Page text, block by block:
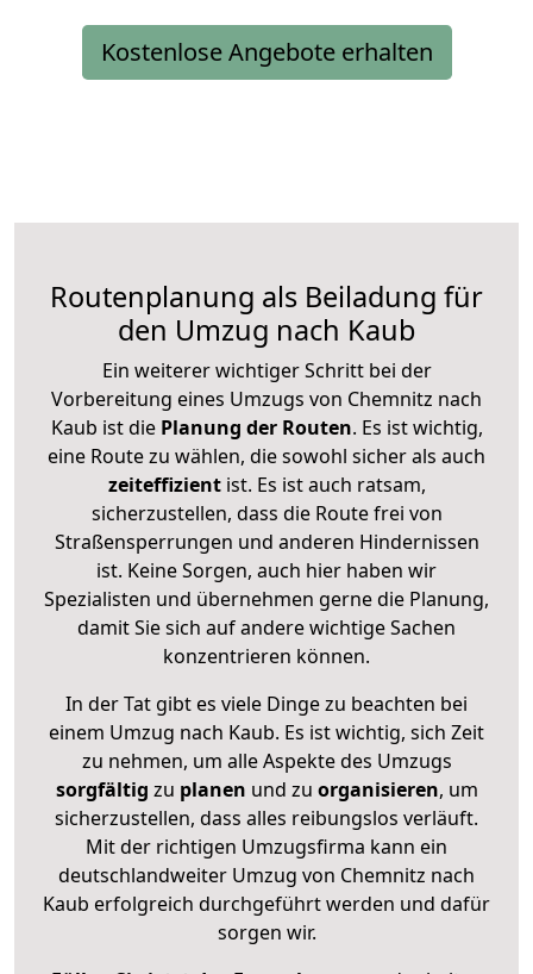
Kostenlose Angebote erhalten
Routenplanung als Beiladung für
den Umzug nach Kaub
Ein weiterer wichtiger Schritt bei der
Vorbereitung eines Umzugs von Chemnitz nach
Kaub ist diePlanung der Routen. Es ist wichtig,
eine Route zu wählen, die sowohl sicher als auch
zeiteffizientist. Es ist auch ratsam,
sicherzustellen, dass die Route frei von
Straßensperrungen und anderen Hindernissen
ist. Keine Sorgen, auch hier haben wir
Spezialisten und übernehmen gerne die Planung,
damit Sie sich auf andere wichtige Sachen
konzentrieren können.
In der Tat gibt es viele Dinge zu beachten bei
einem Umzug nach Kaub. Es ist wichtig, sich Zeit
zu nehmen, um alle Aspekte des Umzugs
sorgfältig zu planen und zu organisieren, um
sicherzustellen, dass alles reibungslos verläuft.
Mit der richtigen Umzugsfirma kann ein
deutschlandweiter Umzug von Chemnitz nach
Kaub erfolgreich durchgeführt werden und dafür
sorgen wir.